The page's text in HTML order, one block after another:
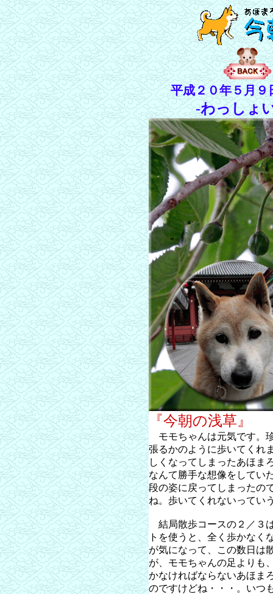
平成２０年５月９
-わっし
『今朝の浅草』
モモちゃんは元気です。
張るかのように歩いてくれ
しくなってしまったあほま
なんて勝手な想像をしてい
段の姿に戻ってしまったの
ね。歩いてくれないってい
結局散歩コースの２／３
トを使うと、全く歩かなく
が気になって、この数日は
が、モモちゃんの足よりも
かなければならないあほま
のですけどね・・・。いつ